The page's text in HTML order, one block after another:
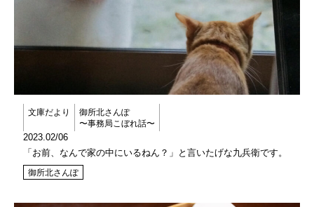
文庫だより
御所北さんぽ
〜事務局こぼれ話〜
2023.02/06
「お前、なんで家の中にいるねん？」と言いたげな九兵衛です。
御所北さんぽ